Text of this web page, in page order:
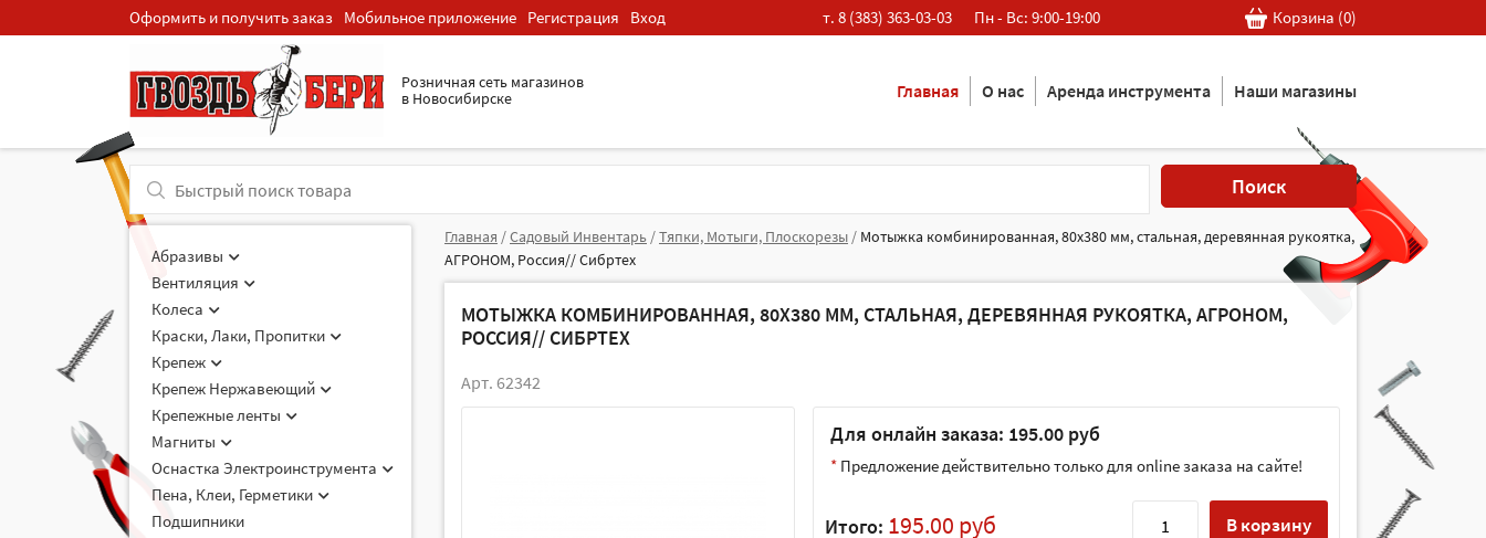
Оформить и получить заказ Мобильное приложение Регистрация Вход т. 8 (383) 363-03-03 Пн - Вс: 9:00-19:00 Корзина (0)
Розничная cеть магазинов
в Новосибирске
Главная О нас Аренда инструмента Наши магазины
Поиск
Абразивы
Вентиляция
Колеса
Краски, Лаки, Пропитки
Крепеж
Крепеж Нержавеющий
Крепежные ленты
Магниты
Оснастка Электроинструмента
Пена, Клеи, Герметики
Подшипники
Главная /Садовый Инвентарь /Тяпки, Мотыги, Плоскорезы / Мотыжка комбинированная, 80х380 мм, стальная, деревянная рукоятка,
АГРОНОМ, Россия// Сибртех
МОТЫЖКА КОМБИНИРОВАННАЯ, 80Х380 ММ, СТАЛЬНАЯ, ДЕРЕВЯННАЯ РУКОЯТКА, АГРОНОМ,
РОССИЯ// СИБРТЕХ
Арт. 62342
Для онлайн заказа: 195.00 руб
* Предложение действительно только для online заказа на сайте!
Итого: 195.00 руб В корзину